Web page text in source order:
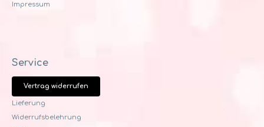
Impressum
Service
Vertrag widerrufen
Lieferung
Widerrufsbelehrung